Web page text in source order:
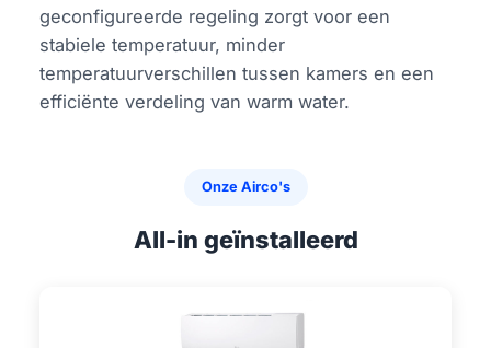
geconfigureerde regeling zorgt voor een
stabiele temperatuur, minder
temperatuurverschillen tussen kamers en een
efficiënte verdeling van warm water.
Onze Airco's
All-in geïnstalleerd